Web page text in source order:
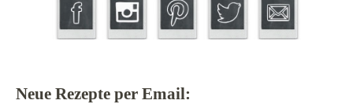
Neue Rezepte per Email: